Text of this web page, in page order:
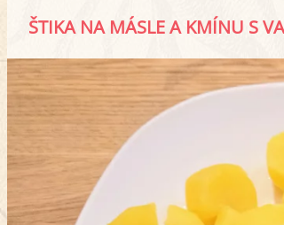
ŠTIKA NA MÁSLE A KMÍNU S